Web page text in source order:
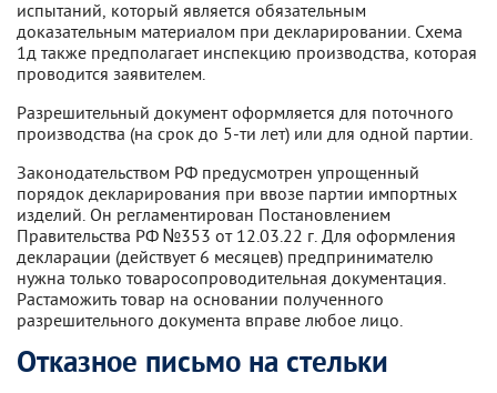
испытаний, который является обязательным
доказательным материалом при декларировании. Схема
1д также предполагает инспекцию производства, которая
проводится заявителем.
Разрешительный документ оформляется для поточного
производства (на срок до 5-ти лет) или для одной партии.
Законодательством РФ предусмотрен упрощенный
порядок декларирования при ввозе партии импортных
изделий. Он регламентирован Постановлением
Правительства РФ №353 от 12.03.22 г. Для оформления
декларации (действует 6 месяцев) предпринимателю
нужна только товаросопроводительная документация.
Растаможить товар на основании полученного
разрешительного документа вправе любое лицо.
Отказное письмо на стельки